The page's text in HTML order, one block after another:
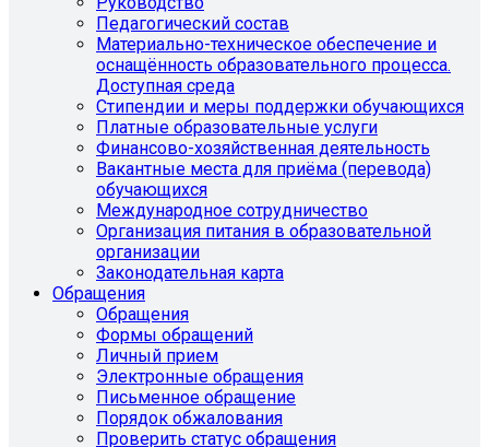
Педагогический состав
Материально-техническое обеспечение и
оснащённость образовательного процесса.
Доступная среда
Стипендии и меры поддержки обучающихся
Платные образовательные услуги
Финансово-хозяйственная деятельность
Вакантные места для приёма (перевода)
обучающихся
Международное сотрудничество
Организация питания в образовательной
организации
Законодательная карта
Обращения
Обращения
Формы обращений
Личный прием
Электронные обращения
Письменное обращение
Порядок обжалования
Проверить статус обращения